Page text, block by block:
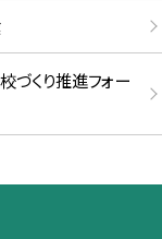
づくり推進フォー